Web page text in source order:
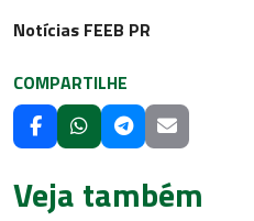
Notícias FEEB PR
COMPARTILHE
Veja também